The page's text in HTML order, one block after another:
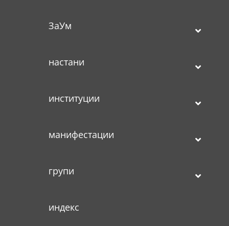
ЗаУм
настани
институции
манифестации
групи
индекс